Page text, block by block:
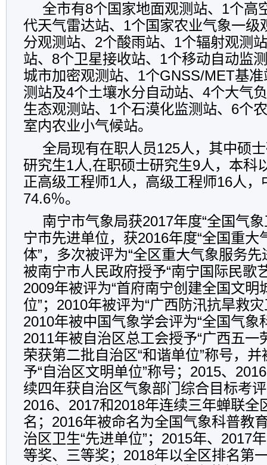
全市有8个国家地面观测站、1个高
代天气雷达站、1个国家农业气象一级
分观测站、2个酸雨站、1个辐射观测
站、8个卫星接收站、1个移动自动监
城市加密观测站、1个GNSS/MET基
测站及4个土壤水分自动站、4个大气
生态观测站、1个石漠化监测站、6个
室内农业小气候站。
全局现有在职人员125人，其中硕
研究生1人,在职硕士研究生9人，本科
正高级工程师1人，高级工程师16人，
74.6％。
南宁市气象局获2017年度“全国气
宁市先进单位，获2016年度“全国重大
体”，多次被评为“全区重大气象服务先
被南宁市人民政府授予“南宁国际民歌
2009年被评为“首府南宁创建全国文明
位”；2010年被评为“广西防汛抗旱救
2010年被中国气象学会评为“全国气象
2011年被自治区总工会授予“广西五一
荣获第二批自治区“和谐单位”称号，
予“自治区文明单位”称号；2015、
续四年获自治区气象部门综合目标考
2016、2017和2018年连续三年蝉联全
名；2016年被命名为全国气象科普教
治区卫生“先进单位”；2015年、2017
等奖、三等奖；2018年以全区排名第